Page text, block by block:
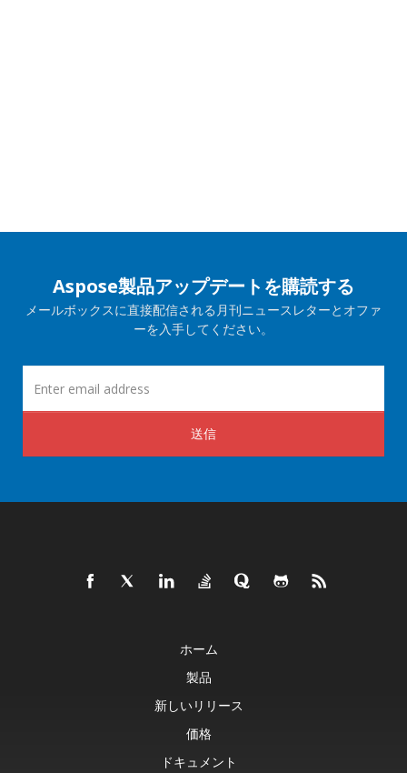
Aspose製品アップデートを購読する
メールボックスに直接配信される月刊ニュースレターとオファ
ーを入手してください。
送信
ホーム
製品
新しいリリース
価格
ドキュメント